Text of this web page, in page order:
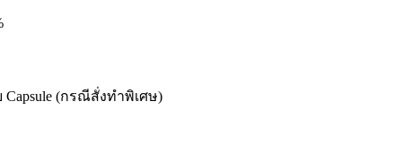
(กรณีสั่งทำพิเศษ)